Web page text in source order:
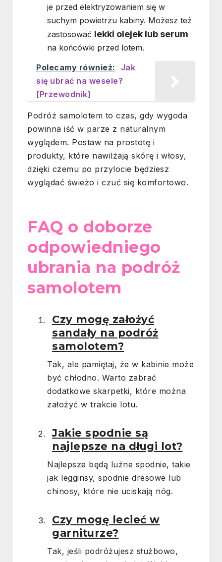
je przed elektryzowaniem się w
suchym powietrzu kabiny. Możesz też
zastosować lekki olejek lub serum
na końcówki przed lotem.
Polecamy również:
Jak
się ubrać na wesele?
[Przewodnik]
Podróż samolotem to czas, gdy wygoda
powinna iść w parze z naturalnym
wyglądem. Postaw na prostotę i
produkty, które nawilżają skórę i włosy,
dzięki czemu po przylocie będziesz
wyglądać świeżo i czuć się komfortowo.
FAQ o doborze
odpowiedniego
ubrania na podróż
samolotem
Czy mogę założyć
sandały na podróż
samolotem?
Tak, ale pamiętaj, że w kabinie może
być chłodno. Warto zabrać
dodatkowe skarpetki, które można
założyć w trakcie lotu.
Jakie spodnie są
najlepsze na długi lot?
Najlepsze będą luźne spodnie, takie
jak legginsy, spodnie dresowe lub
chinosy, które nie uciskają nóg.
Czy mogę lecieć w
garniturze?
Tak, jeśli podróżujesz służbowo,